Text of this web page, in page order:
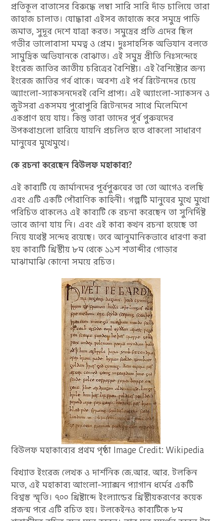
প্রতিকূল বাতাসের বিরুদ্ধে লম্বা সারি সারি দাঁড় চালিয়ে তারা
জাহাজ চালাত। যোদ্ধারা এইসব জাহাজে করে সমুদ্রে পাড়ি
জমাত, সুদূর দেশে যাত্রা করত। সমুদ্রের প্রতি এদের ছিল
গভীর ভালোবাসা মমত্ব ও প্রেম। দুঃসাহসিক অভিযান বলতে
সামুদ্রিক অভিযানকে বোঝাত। এই সমুদ্র প্রীতি নিঃসন্দেহে
ইংরেজ জাতির জাতীয় চরিত্রের বৈশিষ্ট্য। এই বৈশিষ্ট্যের জন্য
ইংরেজ জাতির গর্ব থাকে। অবশ্য এই পর্ব ব্রিটেনদের চেয়ে
অ্যাংলো-স্যাকসনদেরই বেশি প্রাপ্য। এই অ্যাংলো-স্যাকসন ও
জুটসরা একসময় পুরোপুরি ব্রিটেনদের সাথে মিলেমিশে
একপ্রাণ হয়ে যায়। কিন্তু তারা তাদের পূর্ব পুরুষদের
উপকথাগুলো হারিয়ে যায়নি প্রচলিত হতে থাকলো সাধারণ
মানুষের মুখেমুখে।
কে রচনা করেছেন বিউলফ মহাকাব্য?
এই কাব্যটি যে জার্মানদের পূর্বপুরুষের তা তো আগেও বলছি
এবং এটি একটি পৌরাণিক কাহিনী। গল্পটি মানুষের মুখে মুখো
পরিচিত থাকলেও এই কাব্যটি কে রচনা করেছেন তা সুনির্দিষ্ট
ভাবে জানা যায় নি। এবং এই কাব্য কখন রচনা হয়েছে তা
নিয়ে যথেষ্ট সন্দেহ রয়েছে। তবে আনুমানিকভাবে ধারণা করা
হয় কাব্যটি খ্রিস্টীয় ৮ম থেকে ১১শ শতাব্দীর গোড়ার
মাঝামাঝি কোনো সময়ে রচিত।
বিউলফ মহাকাব্যের প্রথম পৃষ্ঠা Image Credit: Wikipedia
বিখ্যাত ইংরেজ লেখক ও দার্শনিক জে.আর. আর. টলকিন
মতে, এই মহাকাব্য আংলো-স্যাক্সন প্যাগান ধর্মের একটি
বিশ্বস্ত স্মৃতি। ৭০০ খ্রিষ্টাব্দে ইংল্যান্ডের খ্রিস্টীয়করণের কয়েক
প্রজন্ম পরে এটি রচিত হয়। টলকেইনও কাব্যটিকে ৮ম